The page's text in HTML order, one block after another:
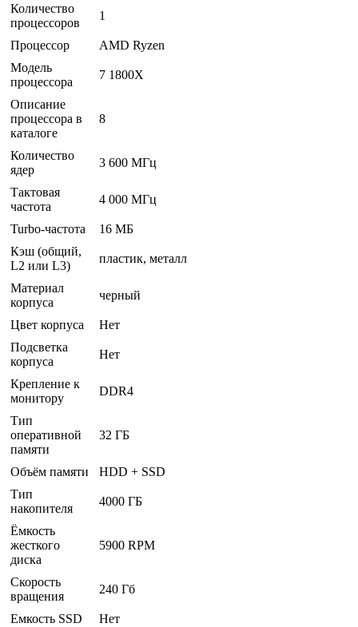
Количество
процессоров
1
Процессор
AMD Ryzen
Модель
процессора
7 1800X
Описание
процессора в
каталоге
8
Количество
ядер
3 600 МГц
Тактовая
частота
4 000 МГц
Turbo-частота
16 МБ
Кэш (общий,
L2 или L3)
пластик, металл
Материал
корпуса
черный
Цвет корпуса
Нет
Подсветка
корпуса
Нет
Крепление к
монитору
DDR4
Тип
оперативной
памяти
32 ГБ
Объём памяти
HDD + SSD
Тип
накопителя
4000 ГБ
Ёмкость
жесткого
диска
5900 RPM
Скорость
вращения
240 Гб
Емкость SSD
Нет